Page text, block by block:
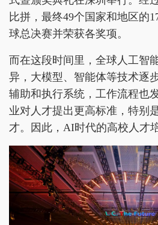
比拼，最终49个国家和地区的
球总决赛并荣获各奖项。
而在这段时间里，全球人工智
异，大模型、智能体等技术逐
辅助和执行系统，工作流程也
业对人才提出更高标准，特别
才。因此，AI时代的高校人才